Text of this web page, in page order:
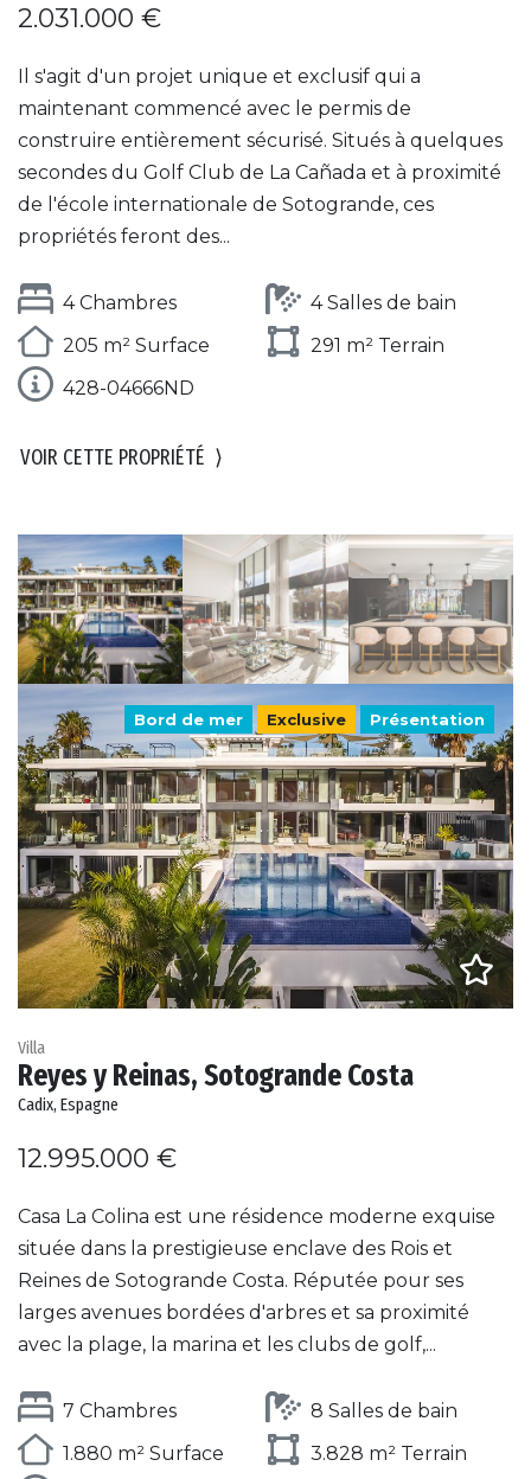
2.031.000 €
Il s'agit d'un projet unique et exclusif qui a
maintenant commencé avec le permis de
construire entièrement sécurisé. Situés à quelques
secondes du Golf Club de La Cañada et à proximité
de l'école internationale de Sotogrande, ces
propriétés feront des...
4 Chambres
4 Salles de bain
205 m² Surface
291 m² Terrain
428-04666ND
VOIR CETTE PROPRIÉTÉ ⟩
Bord de mer Exclusive Présentation
Villa
Reyes y Reinas, Sotogrande Costa
Cadix, Espagne
12.995.000 €
Casa La Colina est une résidence moderne exquise
située dans la prestigieuse enclave des Rois et
Reines de Sotogrande Costa. Réputée pour ses
larges avenues bordées d'arbres et sa proximité
avec la plage, la marina et les clubs de golf,...
7 Chambres
8 Salles de bain
1.880 m² Surface
3.828 m² Terrain